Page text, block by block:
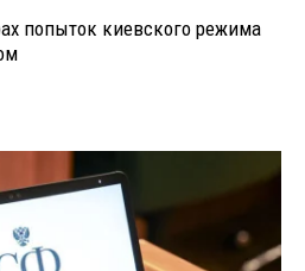
попыток киевского режима